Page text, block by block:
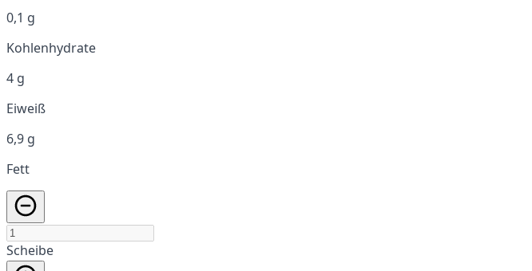
0,1 g
Kohlenhydrate
4 g
Eiweiß
6,9 g
Fett
Scheibe